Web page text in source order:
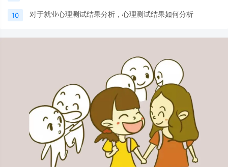
10 对于就业心理测试结果分析，心理测试结果如何分析